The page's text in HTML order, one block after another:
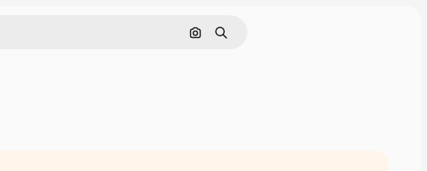
Поиск по изображению
Поиск